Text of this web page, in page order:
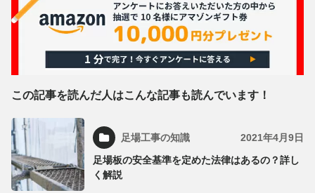
この記事を読んだ人はこんな記事も読んでいます！
足場工事の知識 2021年4月9日
足場板の安全基準を定めた法律はあるの？詳し
く解説